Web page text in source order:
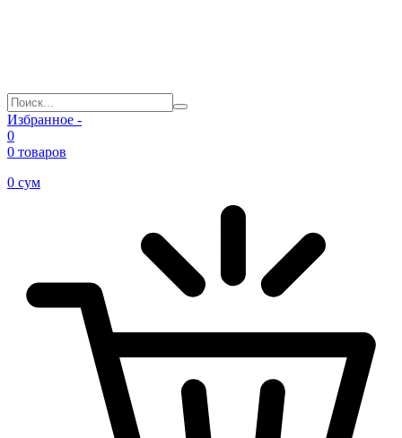
Избранное -
0
0 товаров
0 сум